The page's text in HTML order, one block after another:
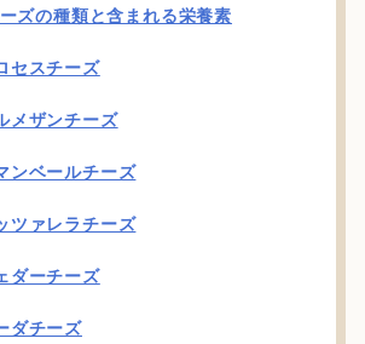
ズの種類と含まれる栄養素
セスチーズ
メザンチーズ
ンベールチーズ
ツァレラチーズ
ダーチーズ
ダチーズ